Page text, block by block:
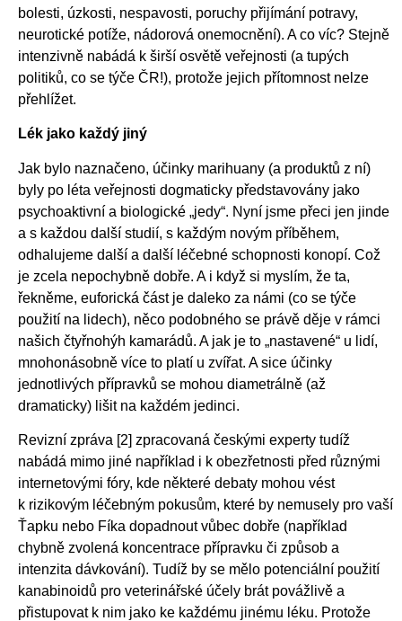
bolesti, úzkosti, nespavosti, poruchy přijímání potravy,
neurotické potíže, nádorová onemocnění). A co víc? Stejně
intenzivně nabádá k širší osvětě veřejnosti (a tupých
politiků, co se týče ČR!), protože jejich přítomnost nelze
přehlížet.
Lék jako každý jiný
Jak bylo naznačeno, účinky marihuany (a produktů z ní)
byly po léta veřejnosti dogmaticky představovány jako
psychoaktivní a biologické „jedy“. Nyní jsme přeci jen jinde
a s každou další studií, s každým novým příběhem,
odhalujeme další a další léčebné schopnosti konopí. Což
je zcela nepochybně dobře. A i když si myslím, že ta,
řekněme, euforická část je daleko za námi (co se týče
použití na lidech), něco podobného se právě děje v rámci
našich čtyřnohýh kamarádů. A jak je to „nastavené“ u lidí,
mnohonásobně více to platí u zvířat. A sice účinky
jednotlivých přípravků se mohou diametrálně (až
dramaticky) lišit na každém jedinci.
Revizní zpráva [2] zpracovaná českými experty tudíž
nabádá mimo jiné například i k obezřetnosti před různými
internetovými fóry, kde některé debaty mohou vést
k rizikovým léčebným pokusům, které by nemusely pro vaší
Ťapku nebo Fíka dopadnout vůbec dobře (například
chybně zvolená koncentrace přípravku či způsob a
intenzita dávkování). Tudíž by se mělo potenciální použití
kanabinoidů pro veterinářské účely brát povážlivě a
přistupovat k nim jako ke každému jinému léku. Protože